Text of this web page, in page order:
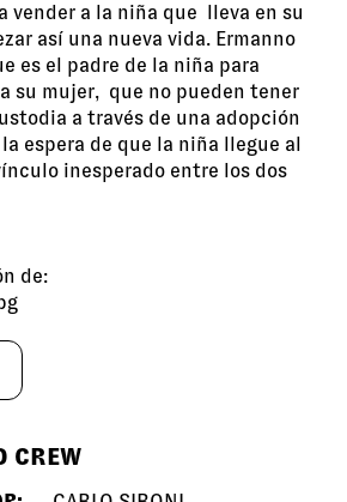
vender a la niña que lleva en su
así una nueva vida. Ermanno
es el padre de la niña para
su mujer, que no pueden tener
a través de una adopción
espera de que la niña llegue al
inesperado entre los dos
de:
CREW